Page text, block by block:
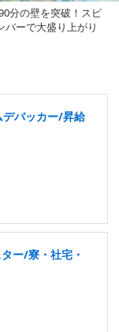
分の壁を突破！スピ
ーで大盛り上がり
デバッカー/昇給
ー/寮・社宅・